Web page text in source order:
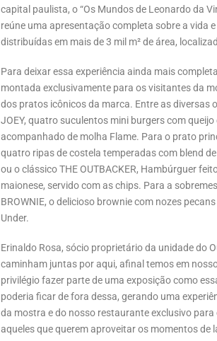
capital paulista, o “Os Mundos de Leonardo da
reúne uma apresentação completa sobre a vida
distribuídas em mais de 3 mil m² de área,
Para deixar essa experiência ainda mais
montada exclusivamente para os visitantes da
dos pratos icônicos da marca. Entre as diversas
JOEY, quatro suculentos mini burgers com
acompanhado de molha Flame. Para o prato
quatro ripas de costela temperadas com blend
ou o clássico THE OUTBACKER, Hambúrguer
maionese, servido com as chips. Para a
BROWNIE, o delicioso brownie com nozes
Under.
Erinaldo Rosa, sócio proprietário da unidade do
caminham juntas por aqui, afinal temos em
privilégio fazer parte de uma exposição como
poderia ficar de fora dessa, gerando uma
da mostra e do nosso restaurante exclusivo
aqueles que querem aproveitar os momentos de